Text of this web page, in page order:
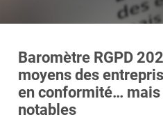
Baromètre RGPD
moyens des
en conformité… mais
notables